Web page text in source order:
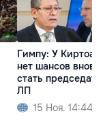
Гимпу: У
нет шансов вновь
стать
ЛП
15 Ноя. 14:44